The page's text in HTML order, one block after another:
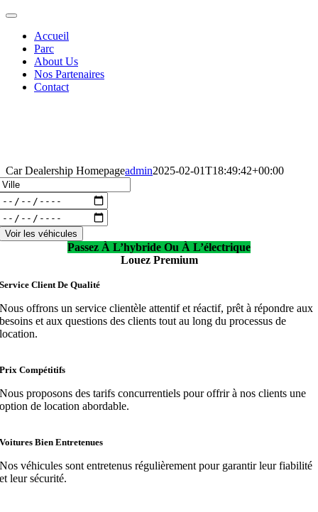
Passer
contenu
Toggle
NavigationAccueil
Parc
About Us
Nos Partenaires
Contact
Car Dealership Homepageadmin2025-02-01T18:49:42+00:00
Voir les véhicules
Passez À L’hybride Ou À L’électrique
Louez Premium
Service Client De Qualité
Nous offrons un service clientèle attentif et réactif, prêt à répondre aux
besoins et aux questions des clients tout au long du processus de
location.
Prix Compétitifs
Nous proposons des tarifs concurrentiels pour offrir à nos clients une
option de location abordable.
Voitures Bien Entretenues
Nos véhicules sont entretenus régulièrement pour garantir leur fiabilité
et leur sécurité.